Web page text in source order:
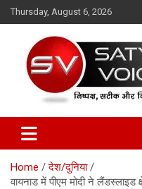
Skip
to
Thursday, August 6, 2026
Satya Voice
Home
देश/दुनिया
वायनाड में पीएम मोदी ने लैंडस्लाइड